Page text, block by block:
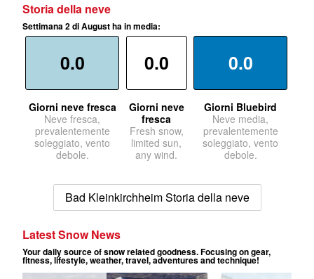
Storia della neve
Settimana 2 di August ha in media:
0.0
Giorni neve fresca
Neve fresca,
prevalentemente
soleggiato, vento
debole.
0.0
Giorni neve
fresca
Fresh snow,
limited sun,
any wind.
0.0
Giorni Bluebird
Neve media,
prevalentemente
soleggiato, vento
debole.
Bad Kleinkirchheim Storia della neve